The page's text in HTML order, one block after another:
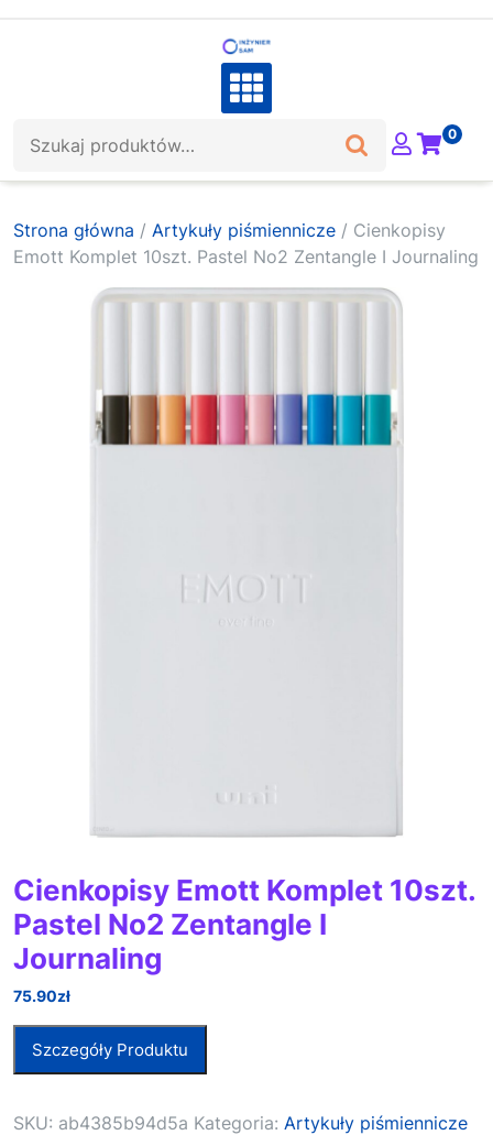
0
Strona główna / Artykuły piśmiennicze / Cienkopisy
Emott Komplet 10szt. Pastel No2 Zentangle I Journaling
Cienkopisy Emott Komplet 10szt.
Pastel No2 Zentangle I
Journaling
75.90zł
Szczegóły Produktu
SKU: ab4385b94d5a Kategoria: Artykuły piśmiennicze